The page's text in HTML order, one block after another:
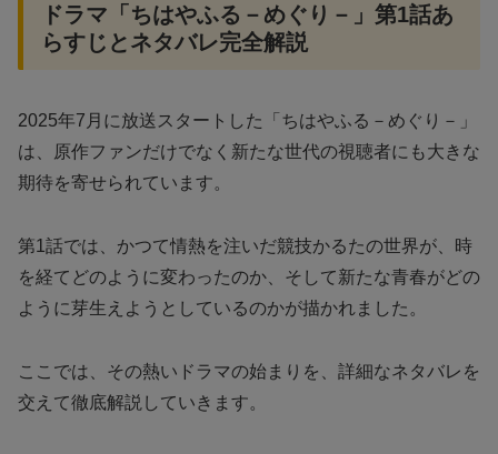
ドラマ「ちはやふる－めぐり－」第1話あ
らすじとネタバレ完全解説
2025年7月に放送スタートした「ちはやふる－めぐり－」
は、原作ファンだけでなく新たな世代の視聴者にも大きな
期待を寄せられています。
第1話では、かつて情熱を注いだ競技かるたの世界が、時
を経てどのように変わったのか、そして新たな青春がどの
ように芽生えようとしているのかが描かれました。
ここでは、その熱いドラマの始まりを、詳細なネタバレを
交えて徹底解説していきます。